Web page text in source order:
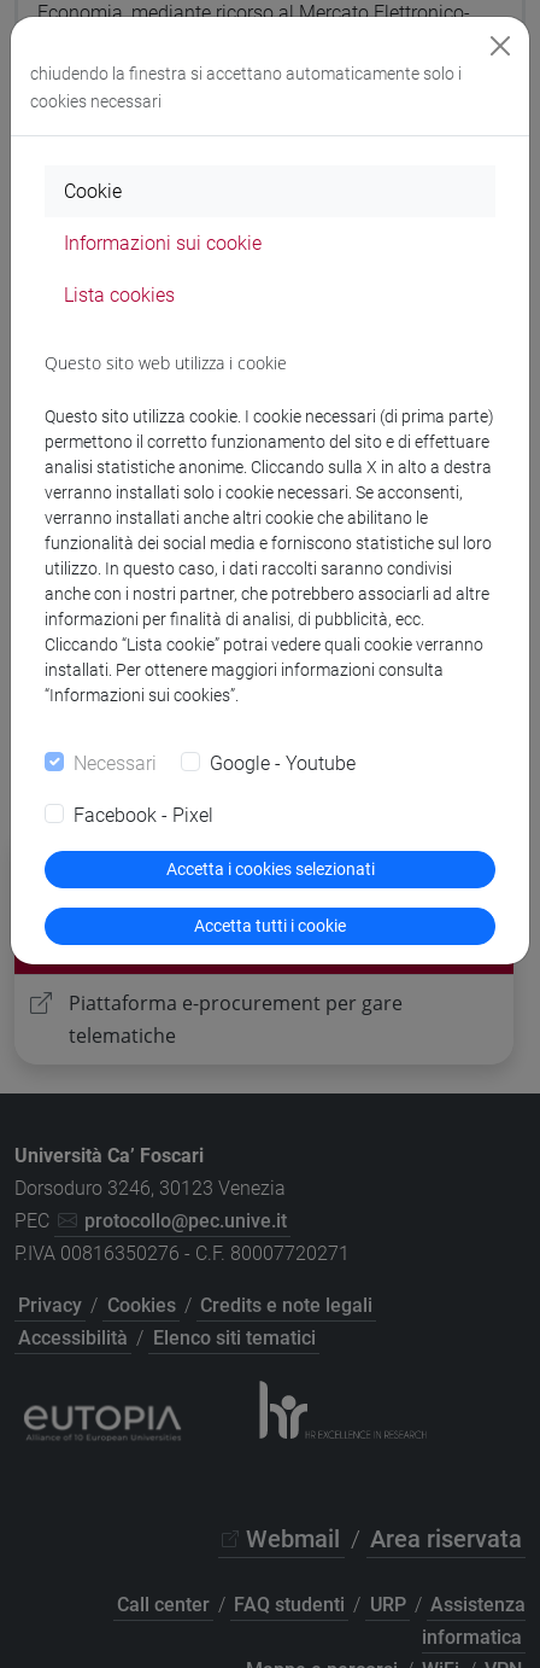
Economia, mediante ricorso al Mercato Elettronico-
intergenerational path between personal rights and
market relations”, Codice Progetto: 202258RNM9 (CIG
B855F2A635 - CUP H53D23002700006).
Documenti collegati al
DD_Marsilli SRL_cena 26 set_convegno 1975-
2025.pdf
copertina.pdf
Banca Dati Nazionale dei Contratti Pubblici
Torna all'elenco dei bandi
Procedure di gara per cui è possibile
presentare offerta
Altre procedure
Piattaforma e-procurement per gare
telematiche
Università Ca’ Foscari
Dorsoduro 3246, 30123 Venezia
PEC
protocollo@pec.unive.it
P.IVA 00816350276 - C.F. 80007720271
Privacy / Cookies / Credits e note legali
Accessibilità / Elenco siti tematici
Webmail / Area riservata
Call center / FAQ studenti / URP / Assistenza
informatica
chiudendo la finestra si accettano automaticamente solo i
cookies necessari
Cookie
Informazioni sui cookie
Lista cookies
Questo sito web utilizza i cookie
Questo sito utilizza cookie. I cookie necessari (di prima parte)
permettono il corretto funzionamento del sito e di effettuare
analisi statistiche anonime. Cliccando sulla X in alto a destra
verranno installati solo i cookie necessari. Se acconsenti,
verranno installati anche altri cookie che abilitano le
funzionalità dei social media e forniscono statistiche sul loro
utilizzo. In questo caso, i dati raccolti saranno condivisi
anche con i nostri partner, che potrebbero associarli ad altre
informazioni per finalità di analisi, di pubblicità, ecc.
Cliccando “Lista cookie” potrai vedere quali cookie verranno
installati. Per ottenere maggiori informazioni consulta
“Informazioni sui cookies”.
Necessari Google - Youtube
Facebook - Pixel
Accetta i cookies selezionati
Accetta tutti i cookie